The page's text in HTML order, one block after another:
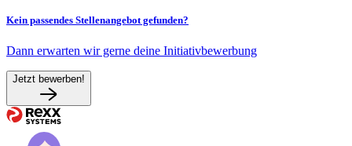
Kein passendes Stellenangebot gefunden?
Dann erwarten wir gerne deine Initiativbewerbung
Jetzt bewerben!